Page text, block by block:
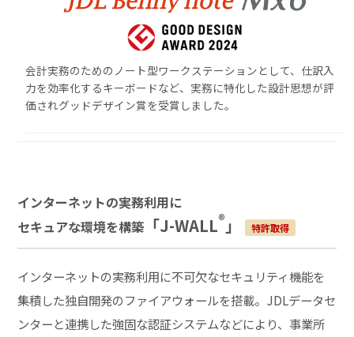
会計実務のためのノート型ワークステーションとして、仕訳入
力を効率化するキーボードなど、実務に特化した設計思想が評
価されグッドデザイン賞を受賞しました。
インターネットの実務利用に
セキュアな環境を構築 「J-WALL® 」 特許取得
インターネットの実務利用に不可欠なセキュリティ機能を
集積した独自開発のファイアウォールを搭載。JDLデータセ
ンターと連携した強固な認証システムなどにより、事業所